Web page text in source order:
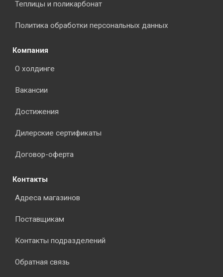
Теплицы и поликарбонат
Политика обработки персональных данных
Компания
О холдинге
Вакансии
Достижения
Дилерские сертификаты
Договор-оферта
Контакты
Адреса магазинов
Поставщикам
Контакты подразделений
Обратная связь